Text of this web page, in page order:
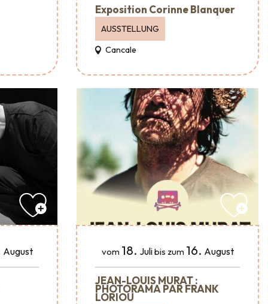
Exposition Corinne Blanquer
AUSSTELLUNG
Cancale
August vom 18. Julibis zum 16. August
JEAN-LOUIS MURAT :
PHOTORAMA PAR FRANK
LORIOU